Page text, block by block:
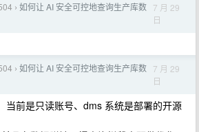
› 如何让 AI 安全可控地查询生产库数 7 月 29
日
› 如何让 AI 安全可控地查询生产库数 7 月 29
日
当前是只读账号、dms 系统是部署的开源